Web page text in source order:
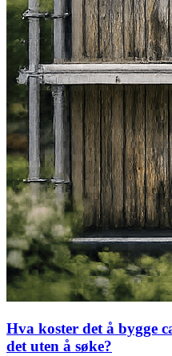
Hva koster det å bygge
det uten å søke?